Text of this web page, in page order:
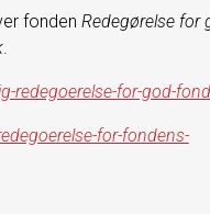
fonden Redegørelse for
.
for-god-
for-fondens-